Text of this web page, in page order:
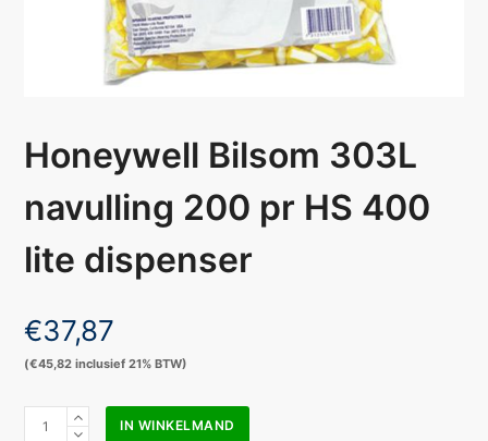
Honeywell Bilsom 303L
navulling 200 pr HS 400
lite dispenser
€37,87
(€45,82 inclusief 21% BTW)
Honeywell
IN WINKELMAND